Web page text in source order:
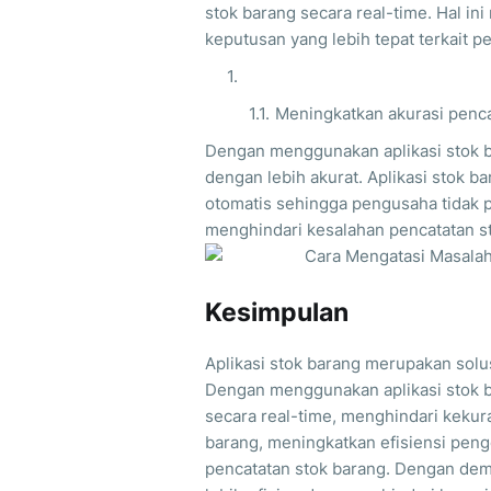
stok barang secara real-time. Hal
keputusan yang lebih tepat terkait
Meningkatkan akurasi
Dengan menggunakan aplikasi stok
dengan lebih akurat. Aplikasi stok
otomatis sehingga pengusaha tidak
menghindari kesalahan pencatatan
Kesimpulan
Aplikasi stok barang merupakan
Dengan menggunakan aplikasi stok
secara real-time, menghindari
barang, meningkatkan efisiensi
pencatatan stok barang. Dengan